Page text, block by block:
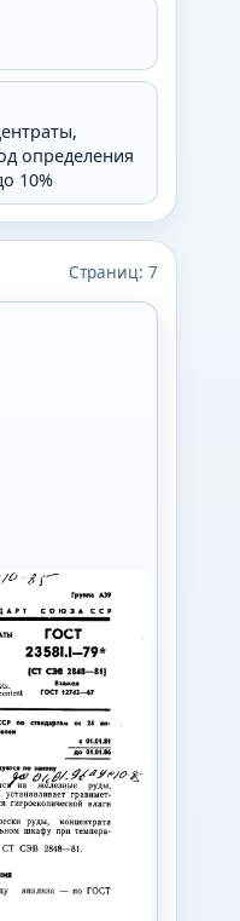
определения
10%
Страниц:7